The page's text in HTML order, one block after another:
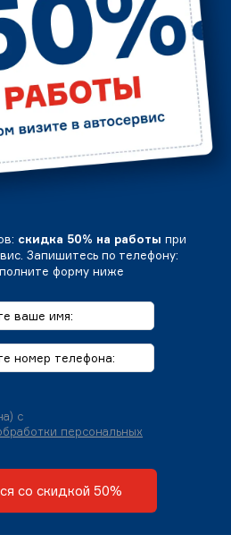
скидка 50% на работы при
Запишитесь по телефону:
форму ниже
с
персональных
со скидкой 50%